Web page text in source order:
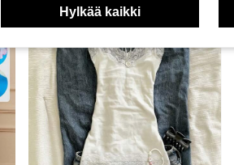
Hylkää kaikki